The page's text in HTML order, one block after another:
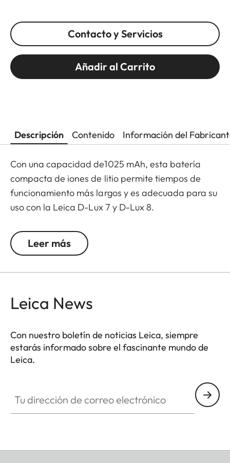
Contacto y Servicios
Añadir al Carrito
Descripción Contenido Información del
Con una capacidad de1025 mAh, esta batería
compacta de iones de litio permite tiempos de
funcionamiento más largos y es adecuada para su
uso con la Leica D-Lux 7 y D-Lux 8.
Salida:
7.2 VLeer más
Leica News
Con nuestro boletín de noticias Leica, siempre
estarás informado sobre el fascinante mundo de
Leica.